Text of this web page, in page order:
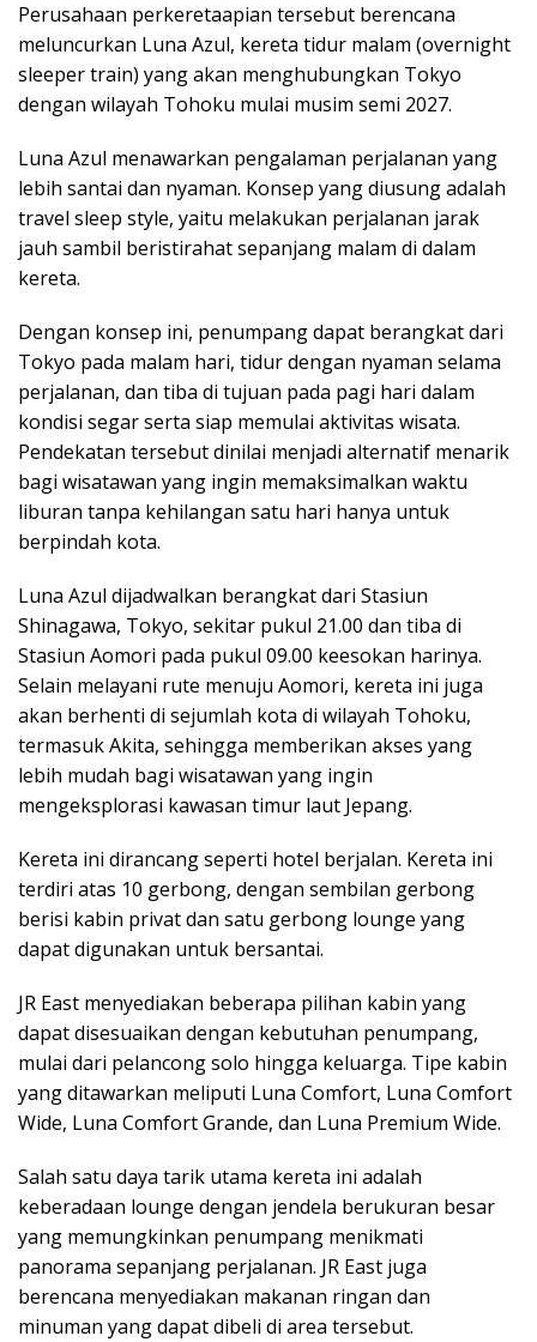
Perusahaan perkeretaapian tersebut berencana
meluncurkan Luna Azul, kereta tidur malam (overnight
sleeper train) yang akan menghubungkan Tokyo
dengan wilayah Tohoku mulai musim semi 2027.
Luna Azul menawarkan pengalaman perjalanan yang
lebih santai dan nyaman. Konsep yang diusung adalah
travel sleep style, yaitu melakukan perjalanan jarak
jauh sambil beristirahat sepanjang malam di dalam
kereta.
Dengan konsep ini, penumpang dapat berangkat dari
Tokyo pada malam hari, tidur dengan nyaman selama
perjalanan, dan tiba di tujuan pada pagi hari dalam
kondisi segar serta siap memulai aktivitas wisata.
Pendekatan tersebut dinilai menjadi alternatif menarik
bagi wisatawan yang ingin memaksimalkan waktu
liburan tanpa kehilangan satu hari hanya untuk
berpindah kota.
Luna Azul dijadwalkan berangkat dari Stasiun
Shinagawa, Tokyo, sekitar pukul 21.00 dan tiba di
Stasiun Aomori pada pukul 09.00 keesokan harinya.
Selain melayani rute menuju Aomori, kereta ini juga
akan berhenti di sejumlah kota di wilayah Tohoku,
termasuk Akita, sehingga memberikan akses yang
lebih mudah bagi wisatawan yang ingin
mengeksplorasi kawasan timur laut Jepang.
Kereta ini dirancang seperti hotel berjalan. Kereta ini
terdiri atas 10 gerbong, dengan sembilan gerbong
berisi kabin privat dan satu gerbong lounge yang
dapat digunakan untuk bersantai.
JR East menyediakan beberapa pilihan kabin yang
dapat disesuaikan dengan kebutuhan penumpang,
mulai dari pelancong solo hingga keluarga. Tipe kabin
yang ditawarkan meliputi Luna Comfort, Luna Comfort
Wide, Luna Comfort Grande, dan Luna Premium Wide.
Salah satu daya tarik utama kereta ini adalah
keberadaan lounge dengan jendela berukuran besar
yang memungkinkan penumpang menikmati
panorama sepanjang perjalanan. JR East juga
berencana menyediakan makanan ringan dan
minuman yang dapat dibeli di area tersebut.